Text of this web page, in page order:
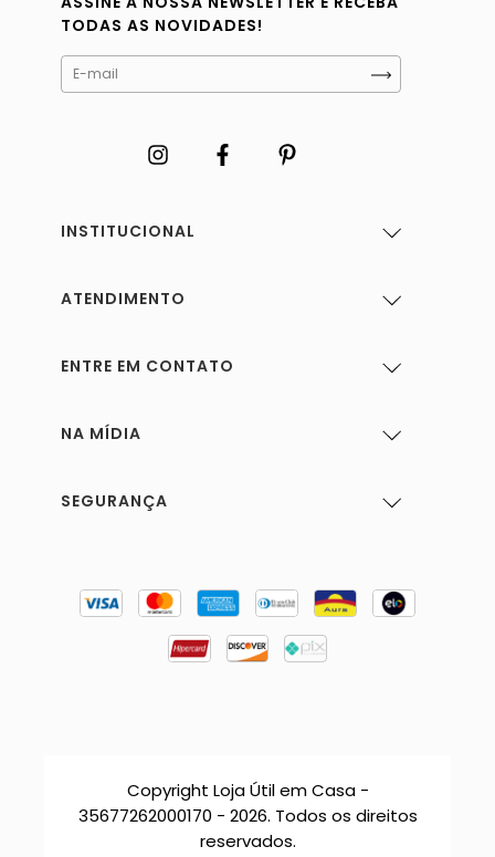
TODAS AS NOVIDADES!
INSTITUCIONAL
ATENDIMENTO
ENTRE EM CONTATO
NA MÍDIA
SEGURANÇA
Copyright Loja Útil em Casa -
35677262000170 - 2026. Todos os direitos
reservados.